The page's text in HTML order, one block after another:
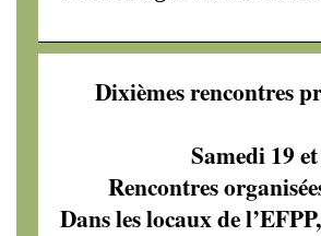
Dixièmes rencontres
Samedi 19
Rencontres
Dans les locaux de